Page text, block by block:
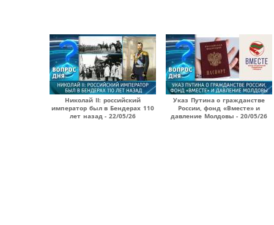
Николай II: российский
император был в Бендерах 110
лет назад - 22/05/26
Указ Путина о гражданстве
России, фонд «Вместе» и
давление Молдовы - 20/05/26